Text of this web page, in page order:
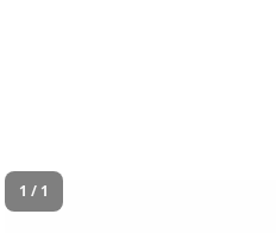
1 / 1